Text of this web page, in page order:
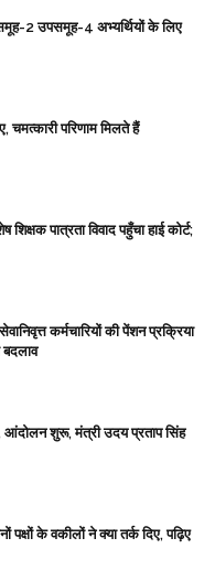
2 उपसमूह-4 अभ्यर्थियों के लिए
चमत्कारी परिणाम मिलते हैं
पात्रता विवाद पहुँचा हाई कोर्ट;
कर्मचारियों की पेंशन प्रक्रिया
शुरू, मंत्री उदय प्रताप सिंह
पक्षों के वकीलों ने क्या तर्क दिए, पढ़िए